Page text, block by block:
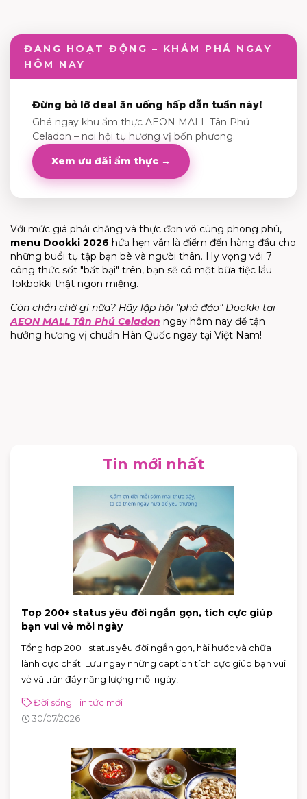
ĐANG HOẠT ĐỘNG – KHÁM PHÁ NGAY
HÔM NAY
Đừng bỏ lỡ deal ăn uống hấp dẫn tuần này!
Ghé ngay khu ẩm thực AEON MALL Tân Phú
Celadon – nơi hội tụ hương vị bốn phương.
Xem ưu đãi ẩm thực →
Với mức giá phải chăng và thực đơn vô cùng phong phú,
menu Dookki 2026 hứa hẹn vẫn là điểm đến hàng đầu cho
những buổi tụ tập bạn bè và người thân. Hy vọng với 7
công thức sốt "bất bại" trên, bạn sẽ có một bữa tiệc lẩu
Tokbokki thật ngon miệng.
Còn chần chờ gì nữa? Hãy lập hội "phá đảo" Dookki tại
AEON MALL Tân Phú Celadon ngay hôm nay để tận
hưởng hương vị chuẩn Hàn Quốc ngay tại Việt Nam!
Tin mới nhất
Top 200+ status yêu đời ngắn gọn, tích cực giúp
bạn vui vẻ mỗi ngày
Tổng hợp 200+ status yêu đời ngắn gọn, hài hước và chữa
lành cực chất. Lưu ngay những caption tích cực giúp bạn vui
vẻ và tràn đầy năng lượng mỗi ngày!
Đời sống Tin tức mới
30/07/2026